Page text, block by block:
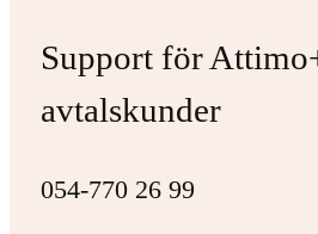
Support för
avtalskunder
054-770 26 99